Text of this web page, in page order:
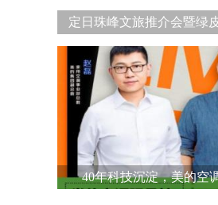
定日珠峰文旅推介会暨绿
40年科技沉淀，美的空